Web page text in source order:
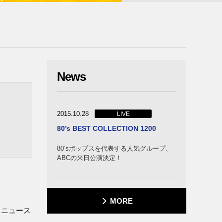
ュース
News
2015.10.28 LIVE
80’s BEST COLLECTION 1200
80’sポップスを代表する人気グループ、
ABCの来日公演決定！
MORE